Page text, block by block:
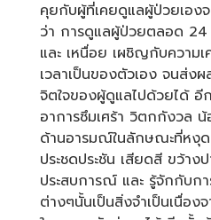
คุยกับผู้ที่เคยดูแลผู้ป่วยเอง
ว่า การดูแลผู้ป่วยตลอด 24
และ เหนื่อย เผชิญกับความ
เวลาเป็นของตัวเอง จนส่ง
จิตใจของผู้ดูแลไปด้วยได้
อาการซึมเศร้า วิตกกังวล
ด้านอารมณ์ในลักษณะที่หงุ
ประชดประชัน เสียดสี ขว้า
ประสบการณ์ และ รู้จักกับก
ต่างๆนั้นเป็นสิ่งจำเป็นเนื่อง